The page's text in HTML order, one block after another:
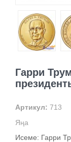
Гарри
Артикул: 713
Яңа
Исеме: Гарри